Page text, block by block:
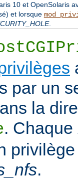
10 et OpenSolaris
et lorsque
.
par un
la
. Chaque
.